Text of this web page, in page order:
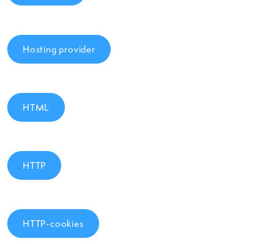
Hosting provider
HTML
HTTP
HTTP-cookies